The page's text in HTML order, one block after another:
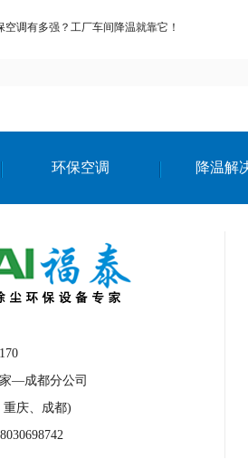
空调有多强？工厂车间降温就靠它！
环保空调 降温解
—成都分公司
庆、成都)